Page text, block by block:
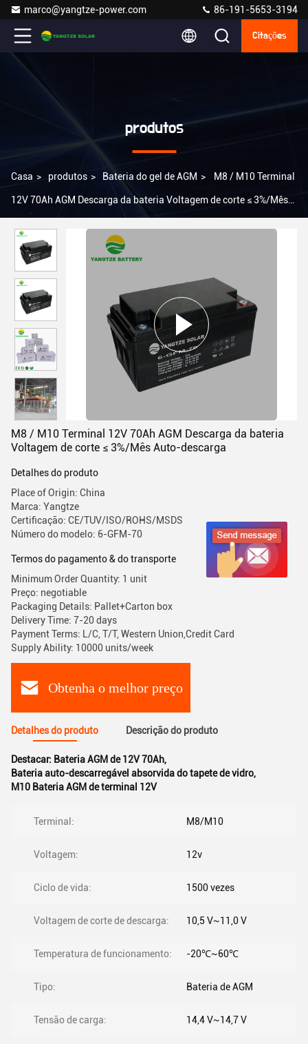
marco@yangtze-power.com 86-191-5653-3194
Citações
produtos
Casa > produtos > Bateria do gel de AGM > M8 / M10 Terminal
12V 70Ah AGM Descarga da bateria Voltagem de corte ≤ 3%/Mês
M8 / M10 Terminal 12V 70Ah AGM Descarga da bateria
Voltagem de corte ≤ 3%/Mês Auto-descarga
Detalhes do produto
Place of Origin: China
Marca: Yangtze
Certificação: CE/TUV/ISO/ROHS/MSDS
Número do modelo: 6-GFM-70
Termos do pagamento & do transporte
Minimum Order Quantity: 1 unit
Preço: negotiable
Packaging Details: Pallet+Carton box
Delivery Time: 7-20 days
Payment Terms: L/C, T/T, Western Union,Credit Card
Supply Ability: 10000 units/week
Obtenha o melhor preço
Detalhes do produto Descrição do produto
Destacar: Bateria AGM de 12V 70Ah,
Bateria auto-descarregável absorvida do tapete de vidro,
M10 Bateria AGM de terminal 12V
Terminal: M8/M10
Voltagem: 12v
Ciclo de vida: 1500 vezes
Voltagem de corte de descarga: 10,5 V~11,0 V
Temperatura de funcionamento: -20℃~60℃
Tipo: Bateria de AGM
Tensão de carga: 14,4 V~14,7 V